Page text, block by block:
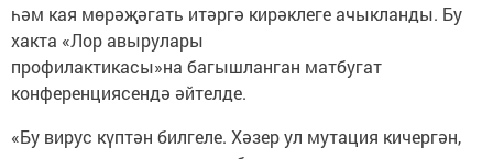
һәм кая мөрәҗәгать итәргә кирәклеге ачыкланды. Бу
хакта «Лор авырулары
профилактикасы»на багышланган матбугат
конференциясендә әйтелде.
«Бу вирус күптән билгеле. Хәзер ул мутация кичергән,